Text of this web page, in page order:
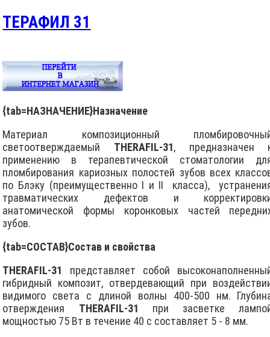
ТЕРАФИЛ 31
{tab=НАЗНАЧЕНИЕ}Назначение
Материал композиционный
светоотверждаемый THERAFIL-31, предназначен
применению в терапевтической стоматологии
пломбирования кариозных полостей зубов всех
по Блэку (преимущественно I и II класса),
травматических дефектов и
анатомической формы коронковых частей
зубов.
{tab=СОСТАВ}Состав и свойства
THERAFIL-31
представляет собой
гибридный композит, отвердевающий при
видимого света с длиной волны 400-500 нм.
отверждения THERAFIL-31 при засветке
мощностью 75 Вт в течение 40 с составляет 5 - 8 мм.